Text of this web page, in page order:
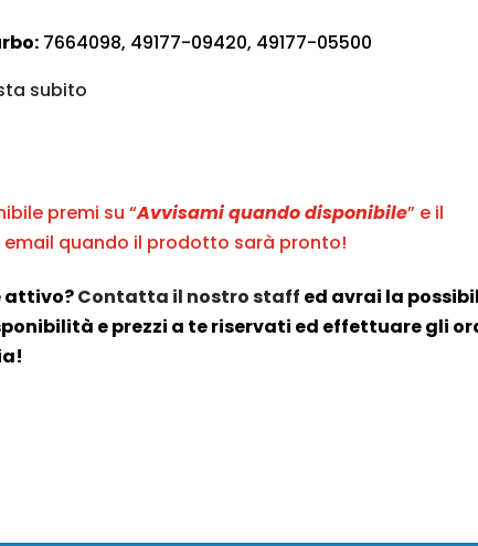
7664098, 49177-09420, 49177-05500
subito
premi su “Avvisami quando disponibile” e il
quando il prodotto sarà pronto!
attivo?Contatta il nostro staff ed avrai la
e prezzi a te riservati ed effettuare gli